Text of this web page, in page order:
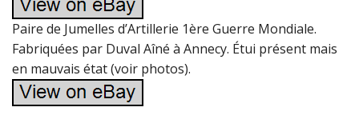
Paire de Jumelles d’Artillerie 1ère Guerre Mondiale.
Fabriquées par Duval Aîné à Annecy. Étui présent mais
en mauvais état (voir photos).